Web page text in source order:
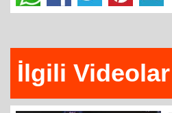
İlgili Videolar